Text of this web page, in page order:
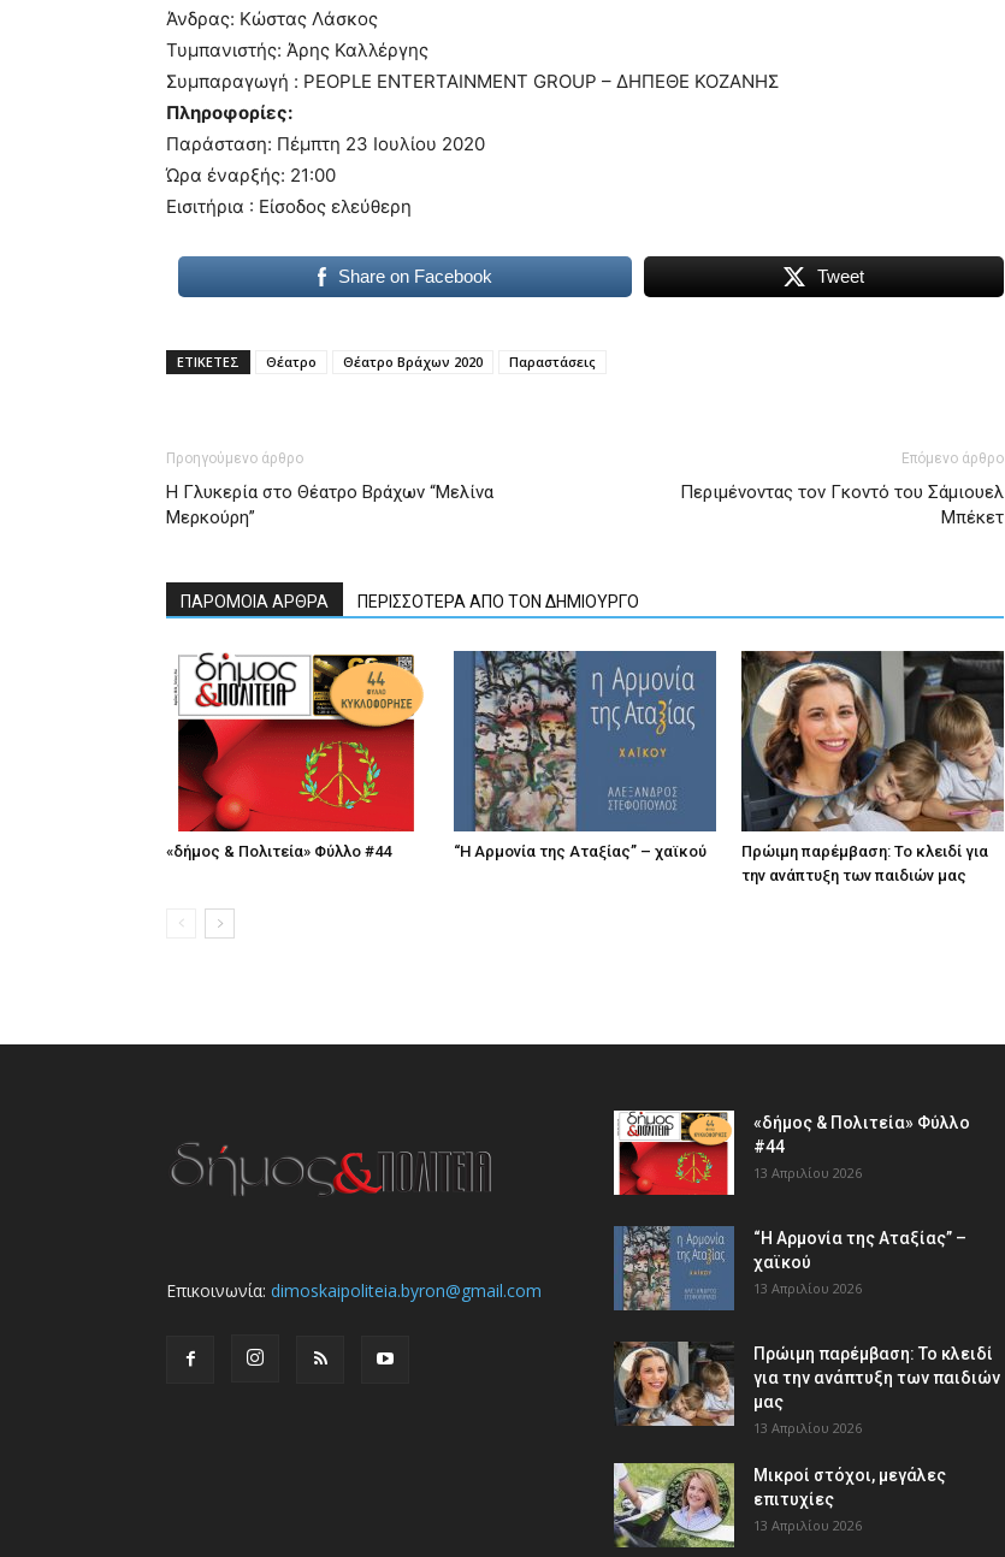
Άνδρας: Κώστας Λάσκος
Τυμπανιστής: Άρης Καλλέργης
Συμπαραγωγή : PEOPLE ENTERTAINMENT GROUP – ΔΗΠΕΘΕ ΚΟΖΑΝΗΣ
Πληροφορίες:
Παράσταση: Πέμπτη 23 Ιουλίου 2020
Ώρα έναρξής: 21:00
Εισιτήρια : Είσοδος ελεύθερη
Share on Facebook Tweet
ΕΤΙΚΕΤΕΣ Θέατρο Θέατρο Βράχων 2020 Παραστάσεις
Προηγούμενο άρθρο
Η Γλυκερία στο Θέατρο Βράχων “Μελίνα
Μερκούρη”
Επόμενο άρθρο
Περιμένοντας τον Γκοντό του Σάμιουελ
Μπέκετ
ΠΑΡΟΜΟΙΑ ΑΡΘΡΑ ΠΕΡΙΣΣΟΤΕΡΑ ΑΠΟ ΤΟΝ ΔΗΜΙΟΥΡΓΟ
«δήμος & Πολιτεία» Φύλλο #44 “Η Αρμονία της Αταξίας” – χαϊκού
Πρώιμη παρέμβαση: Το κλειδί για
την ανάπτυξη των παιδιών µας
Επικοινωνία: dimoskaipoliteia.byron@gmail.com
«δήμος & Πολιτεία» Φύλλο
#44
13 Απριλίου 2026
“Η Αρμονία της Αταξίας” –
χαϊκού
13 Απριλίου 2026
Πρώιμη παρέμβαση: Το κλειδί
για την ανάπτυξη των παιδιών
µας
13 Απριλίου 2026
Μικροί στόχοι, μεγάλες
επιτυχίες
13 Απριλίου 2026